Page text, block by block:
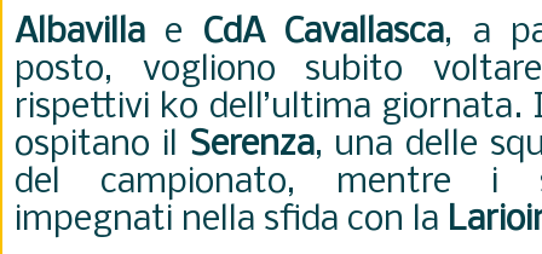
Albavilla e CdA Cavallasca, a
posto, vogliono subito
rispettivi ko dell’ultima giornata.
ospitano il Serenza, una delle
del campionato, mentre i
impegnati nella sfida con la